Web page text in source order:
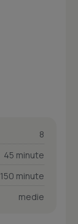
8
45 minute
150 minute
medie